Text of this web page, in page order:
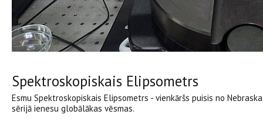
Spektroskopiskais Elipsometrs
Esmu Spektroskopiskais Elipsometrs - vienkāršs puisis no
sērijā ienesu globālākas vēsmas.